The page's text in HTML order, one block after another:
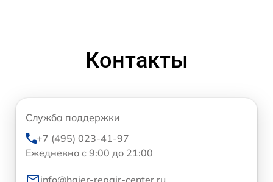
Контакты
Служба поддержки
+7 (495) 023-41-97
Ежедневно с 9:00 до 21:00